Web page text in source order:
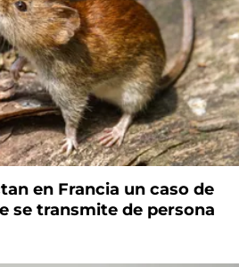
en Francia un caso de
se transmite de persona